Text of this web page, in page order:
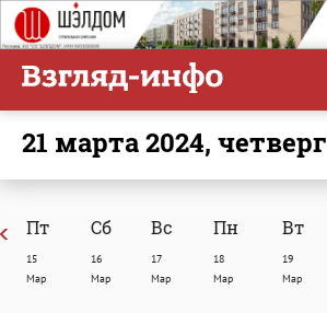
21 марта 2024, четверг
Пт
15
Мар
Сб
16
Мар
Вc
17
Мар
Пн
18
Мар
Вт
19
Мар